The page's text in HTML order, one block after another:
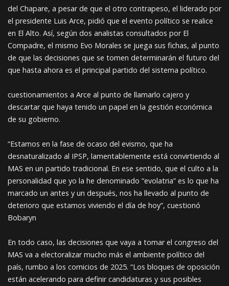
del Chapare, a pesar de que el otro contrapeso, el liderado por
el presidente Luis Arce, pidió que el evento político se realice
en El Alto. Así, según dos analistas consultados por El
Compadre, el mismo Evo Morales se juega sus fichas, al punto
de que las decisiones que se tomen determinarán el futuro del
que hasta ahora es el principal partido del sistema político.
cuestionamientos a Arce al punto de llamarlo cajero y
descartar que haya tenido un papel en la gestión económica
de su gobierno.
“Estamos en la fase de ocaso del evismo, que ha
desnaturalizado al IPSP, lamentablemente está convirtiendo al
MAS en un partido tradicional. En ese sentido, que el culto a la
personalidad que yo la he denominado “evolatria” es lo que ha
marcado un antes y un después, nos ha llevado al punto de
deterioro que estamos viviendo el día de hoy”, cuestionó
Bobaryn
En todo caso, las decisiones que vaya a tomar el congreso del
MAS va a electoralizar mucho más el ambiente político del
país, rumbo a los comicios de 2025. “Los bloques de oposición
están acelerando para definir candidaturas y sus posibles